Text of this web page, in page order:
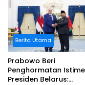
Berita Utama
Prabowo Beri
Penghormatan
Presiden Belarus: